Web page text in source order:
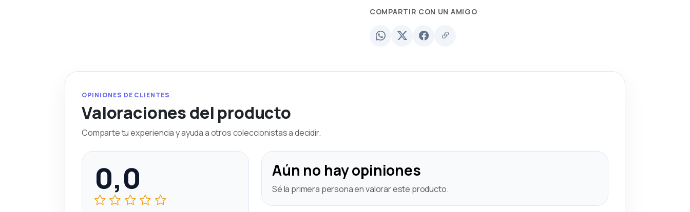
COMPARTIR CON UN AMIGO
OPINIONES DE CLIENTES
Valoraciones del producto
Comparte tu experiencia y ayuda a otros coleccionistas a decidir.
0,0 Aún no hay opiniones
Sé la primera persona en valorar este producto.